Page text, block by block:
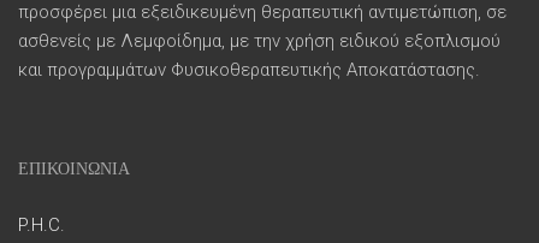
προσφέρει μια εξειδικευμένη θεραπευτική αντιμετώπιση, σε
ασθενείς με Λεμφοίδημα, με την χρήση ειδικού εξοπλισμού
και προγραμμάτων Φυσικοθεραπευτικής Αποκατάστασης.
ΕΠΙΚΟΙΝΩΝΙΑ
P.H.C.